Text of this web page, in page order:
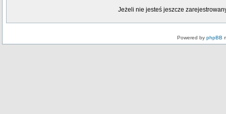
Jeżeli nie jesteś jeszcze
Powered by phpBB